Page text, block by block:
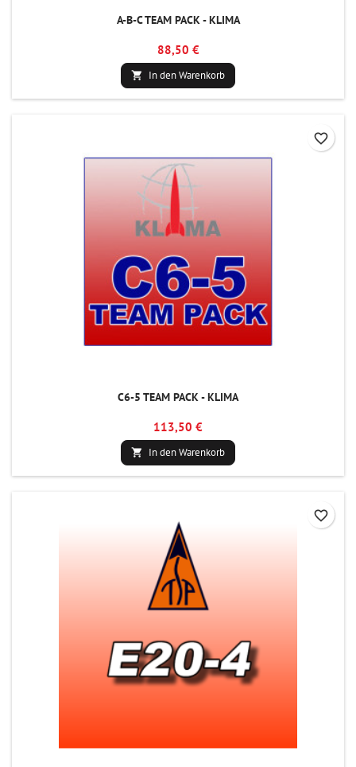
A-B-C TEAM PACK - KLIMA
88,50 €
 In den Warenkorb
C6-5 TEAM PACK - KLIMA
113,50 €
 In den Warenkorb
favorite_border
favorite_border